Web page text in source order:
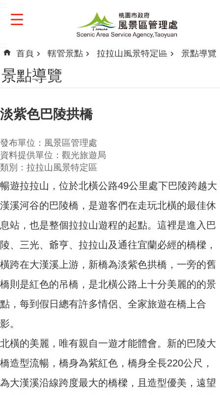
首頁 轄管景點 拉拉山風景特定區 景點導覽
景點導覽
淡紫色巴陵拱橋
發布單位：風景區管理處
資料提供單位：觀光旅遊局
類別：拉拉山風景特定區
暢遊拉拉山，位於北橫公路49公里處下巴陵跨越大
漢溪河谷的巴陵橋，是遊客們在走玩北橫的最佳休
息站，也是整個拉拉山遊程的起點。這裡是進入巴
陵、三光、爺亨、拉拉山及通往宜蘭必經的橋樑，
橫跨在大漢溪上游，新橋為淡紫色拱橋，一旁的舊
橋則是紅色的吊橋，是北橫公路上十分美麗的的景
點，每到假日總有許多情侶、全家旅遊在橋上合
影。
北橫的美麗，唯有親自一遊才能體會。新的巴陵大
橋造型流暢，橋身為紫紅色，橋身全長220公尺，
為大漢溪沿線跨度最大的橋樑，且造型優美，遠望